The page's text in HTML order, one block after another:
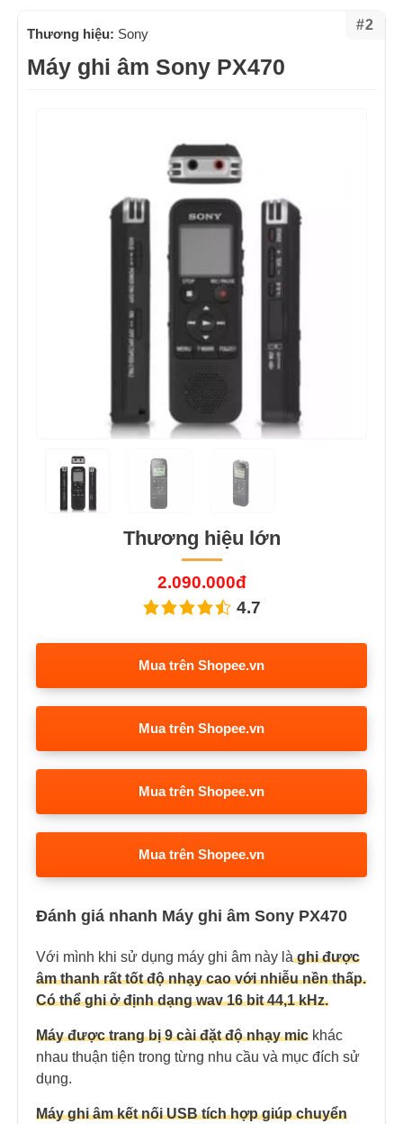
#2
Thương hiệu: Sony
Máy ghi âm Sony PX470
Thương hiệu lớn
2.090.000đ
4.7
Mua trên Shopee.vn
Mua trên Shopee.vn
Mua trên Shopee.vn
Mua trên Shopee.vn
Đánh giá nhanh Máy ghi âm Sony PX470
Với mình khi sử dụng máy ghi âm này làghi được
âm thanh rất tốt độ nhạy cao với nhiễu nền thấp.
Có thể ghi ở định dạng wav 16 bit 44,1 kHz.
Máy được trang bị 9 cài đặt độ nhạy mic khác
nhau thuận tiện trong từng nhu cầu và mục đích sử
dụng.
Máy ghi âm kết nối USB tích hợp giúp chuyển